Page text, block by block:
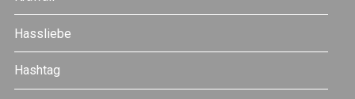
Hassliebe
Hashtag